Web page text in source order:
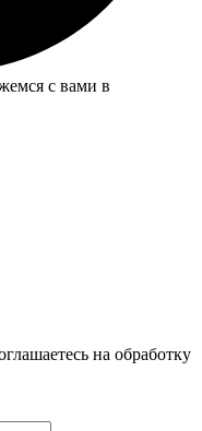
с вами в
на обработку